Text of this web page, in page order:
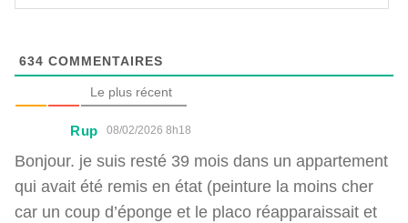
634 COMMENTAIRES
Le plus récent
Rup 08/02/2026 8h18
Bonjour. je suis resté 39 mois dans un appartement
qui avait été remis en état (peinture la moins cher
car un coup d’éponge et le placo réapparaissait et